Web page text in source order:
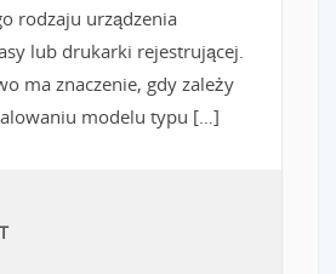
rodzaju urządzenia
lub drukarki rejestrującej.
ma znaczenie, gdy zależy
modelu typu […]